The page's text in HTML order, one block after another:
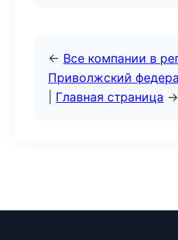
← Все компании в
Приволжский
Главная страница →